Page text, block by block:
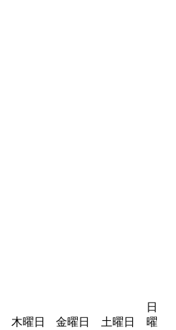
木曜日 金曜日 土曜日
日
曜